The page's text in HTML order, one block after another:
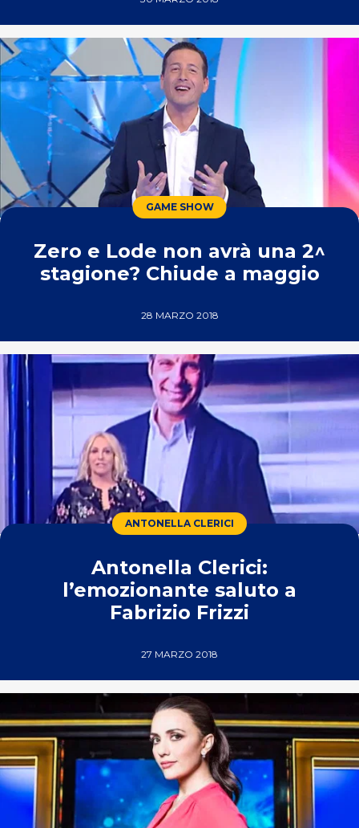
GAME SHOW
Zero e Lode non avrà una 2^
stagione? Chiude a maggio
28 MARZO 2018
ANTONELLA CLERICI
Antonella Clerici:
l’emozionante saluto a
Fabrizio Frizzi
27 MARZO 2018